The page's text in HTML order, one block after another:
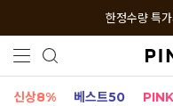
한정수량 특
신상8% 베스트50